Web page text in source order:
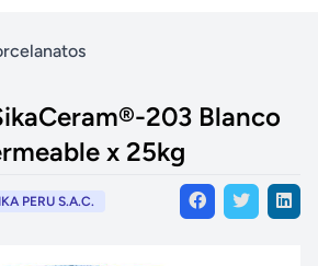
203 Blanco
x 25kg
PERU S.A.C.